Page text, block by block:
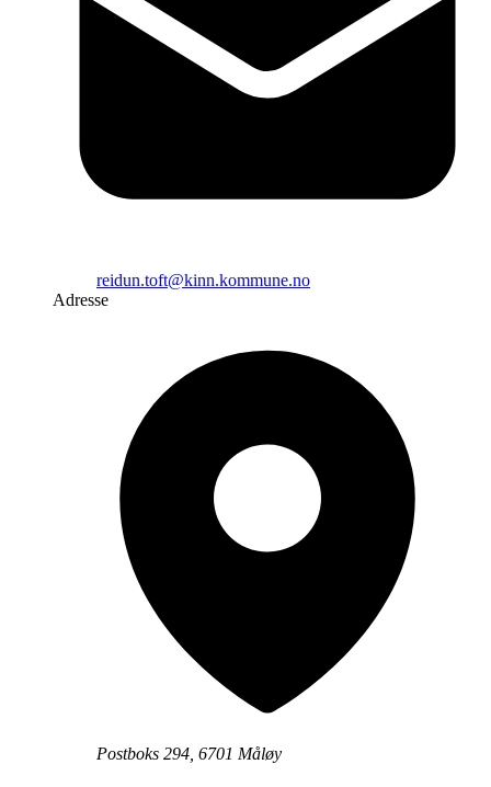
reidun.toft@kinn.kommune.no
Adresse
Postboks 294, 6701 Måløy